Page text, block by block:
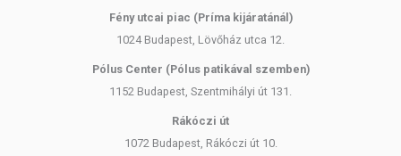
Fény utcai piac (Príma kijáratánál)
1024 Budapest, Lövőház utca 12.
Pólus Center (Pólus patikával szemben)
1152 Budapest, Szentmihályi út 131.
Rákóczi út
1072 Budapest, Rákóczi út 10.